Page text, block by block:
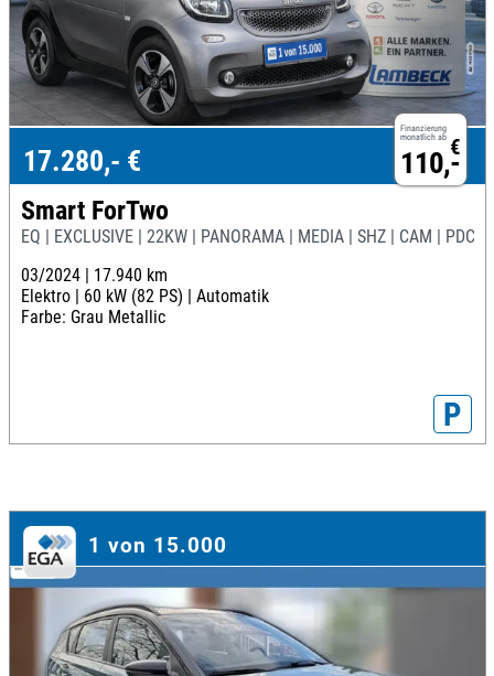
Finanzierung
monatlich ab €
110,-
17.280,- €
Smart ForTwo
EQ | EXCLUSIVE | 22KW | PANORAMA | MEDIA | SHZ | CAM | PDC |
03/2024 | 17.940 km
Elektro | 60 kW (82 PS) | Automatik
Farbe: Grau Metallic
P
1 von 15.000